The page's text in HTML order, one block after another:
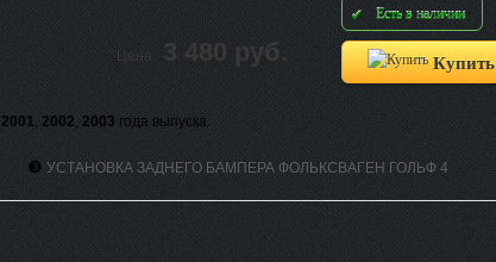
Цена: 3 480 руб.
Есть в наличии
Купить
2001, 2002, 2003 года выпуска.
❸ УСТАНОВКА ЗАДНЕГО БАМПЕРА ФОЛЬКСВАГЕН ГОЛЬФ 4